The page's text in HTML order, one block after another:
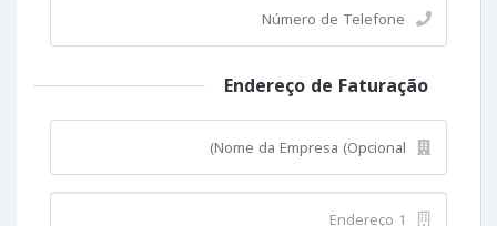
Endereço de Faturação